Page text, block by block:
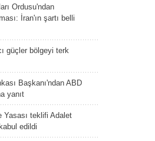
Ordusu'ndan
İran'ın şartı belli
güçler bölgeyi terk
Başkanı'ndan ABD
yanıt
Yasası teklifi Adalet
edildi